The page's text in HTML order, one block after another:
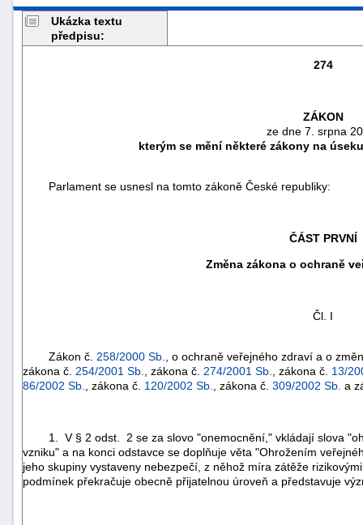
Ukázka textu
předpisu:
274
ZÁKON
ze dne 7. srpna
kterým se mění některé zákony na
Parlament se usnesl na tomto zákoně České republiky:
ČÁST PRVNÍ
Změna zákona o ochraně
Čl. I
Zákon č. 258/2000 Sb.
, o ochraně veřejného zdraví a o
zákona č. 254/2001 Sb. , zákona č. 274/2001 Sb. , zákona č. 13/
86/2002 Sb.
, zákona č. 120/2002 Sb. , zákona č. 309/2002 Sb. a
1. V § 2 odst. 2 se za slovo "onemocnění," vkládají slova
vzniku" a na konci odstavce se doplňuje věta "Ohrožením
jeho skupiny vystaveny nebezpečí, z něhož míra zátěže
podmínek překračuje obecně přijatelnou úroveň a představuje
škody